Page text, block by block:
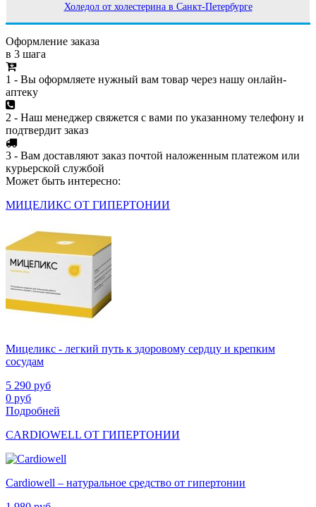
Холедол от холестерина в Санкт-Петербурге
Оформление заказа
в 3 шага
1 - Вы оформляете нужный вам товар через нашу онлайн-
аптеку
2 - Наш менеджер свяжется с вами по указанному телефону и
подтвердит заказ
3 - Вам доставляют заказ почтой наложенным платежом или
курьерской службой
Может быть интересно:
МИЦЕЛИКС ОТ ГИПЕРТОНИИ
Мицеликс - легкий путь к здоровому сердцу и крепким
сосудам
5 290 руб
0 руб
Подробней
CARDIOWELL ОТ ГИПЕРТОНИИ
Cardiowell – натуральное средство от гипертонии